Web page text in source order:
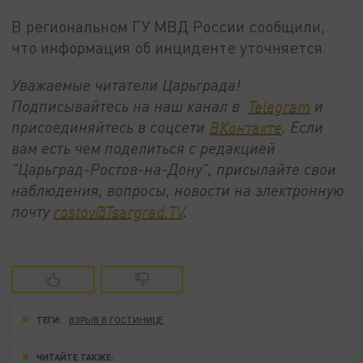
В региональном ГУ МВД России сообщили,
что информация об инциденте уточняется.
Уважаемые читатели Царьграда!
Подписывайтесь на наш канал в Telegram и
присоединяйтесь в соцсети ВКонтакте . Если
вам есть чем поделиться с редакцией
"Царьград-Ростов-на-Дону", присылайте свои
наблюдения, вопросы, новости на электронную
почту rostov@Tsargrad.ТV.
ТЕГИ: ВЗРЫВ В ГОСТИНИЦЕ
ЧИТАЙТЕ ТАКЖЕ: